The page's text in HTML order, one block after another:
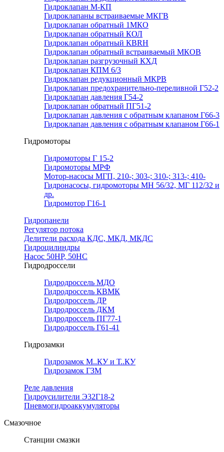
Гидроклапан М-КП
Гидроклапаны встраиваемые МКГВ
Гидроклапан обратный 1МКО
Гидроклапан обратный КОЛ
Гидроклапан обратный КВRН
Гидроклапан обратный встраиваемый МКОВ
Гидроклапан разгрузочный КХД
Гидроклапан КПМ 6/3
Гидроклапан редукционный МКРВ
Гидроклапан предохранительно-переливной Г52-2
Гидроклапан давления Г54-2
Гидроклапан обратный ПГ51-2
Гидроклапан давления с обратным клапаном Г66-3
Гидроклапан давления с обратным клапаном Г66-1
Гидромоторы
Гидромоторы Г 15-2
Гидромоторы МРФ
Мотор-насосы МГП, 210-; 303-; 310-; 313-; 410-
Гидронасосы, гидромоторы МН 56/32, МГ 112/32 и
др.
Гидромотор Г16-1
Гидропанели
Регулятор потока
Делители расхода КДС, МКД, МКДС
Гидроцилиндры
Насос 50НР, 50НС
Гидродроссели
Гидродроссель МДО
Гидродроссель КВМК
Гидродроссель ДР
Гидродроссель ДКМ
Гидродроссель ПГ77-1
Гидродроссель Г61-41
Гидрозамки
Гидрозамок М..КУ и Т..КУ
Гидрозамок ГЗМ
Реле давления
Гидроусилители Э32Г18-2
Пневмогидроаккумуляторы
Смазочное
Станции смазки